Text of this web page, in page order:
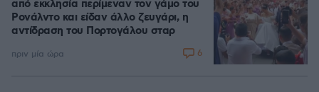
από εκκλησία περίμεναν τον γάμο του
Ρονάλντο και είδαν άλλο ζευγάρι, η
αντίδραση του Πορτογάλου σταρ
πριν μία ώρα 6